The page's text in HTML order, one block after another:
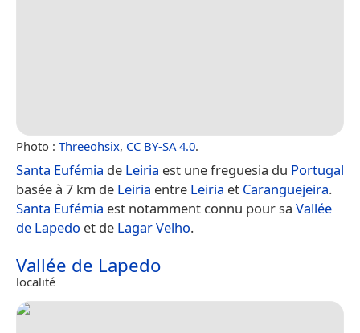
Photo : Threeohsix, CC BY-SA 4.0.
Santa Eufémia de Leiria est une freguesia du Portugal
basée à 7 km de Leiria entre Leiria et Caranguejeira.
Santa Eufémia est notamment connu pour sa Vallée
de Lapedo et de Lagar Velho.
Vallée de Lapedo
localité